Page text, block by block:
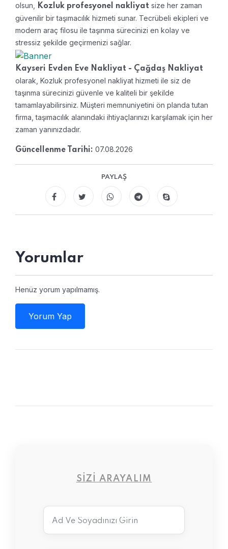
olsun,
Kozluk profesyonel nakliyat size her zaman
güvenilir bir taşımacılık hizmeti sunar. Tecrübeli ekipleri ve
modern araç filosu ile taşınma sürecinizi en kolay ve
stressiz şekilde geçirmenizi sağlar.
Kayseri Evden Eve Nakliyat - Çağdaş Nakliyat
olarak, Kozluk profesyonel nakliyat hizmeti ile siz de
taşınma sürecinizi güvenle ve kaliteli bir şekilde
tamamlayabilirsiniz. Müşteri memnuniyetini ön planda tutan
firma, taşımacılık alanındaki ihtiyaçlarınızı karşılamak için her
zaman yanınızdadır.
Güncellenme Tarihi: 07.08.2026
PAYLAŞ
Yorumlar
Henüz yorum yapılmamış.
Yorum Yap
SIZI ARAYALIM